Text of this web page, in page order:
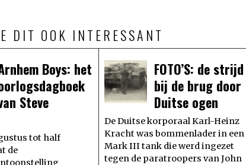
DIT OOK INTERESSANT
Boys: het
Steve
tot half
de
FOTO’S: de strijd
bij de brug door
Duitse ogen
De Duitse korporaal Karl-Heinz
Kracht was bommenlader in een
Mark III tank die werd ingezet
tegen de paratroopers van John